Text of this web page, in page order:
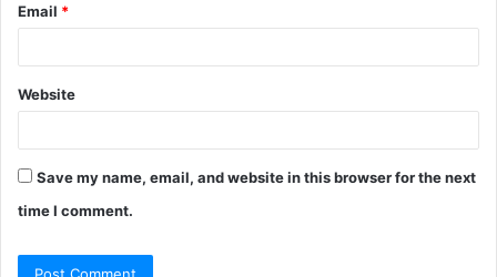
Email *
Website
Save my name, email, and website in this browser for the next
time I comment.